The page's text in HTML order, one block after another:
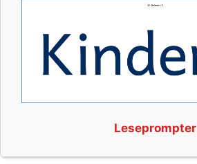
Leseprompter